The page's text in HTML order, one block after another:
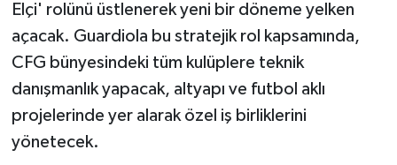
Elçi' rolünü üstlenerek yeni bir döneme yelken
açacak. Guardiola bu stratejik rol kapsamında,
CFG bünyesindeki tüm kulüplere teknik
danışmanlık yapacak, altyapı ve futbol aklı
projelerinde yer alarak özel iş birliklerini
yönetecek.